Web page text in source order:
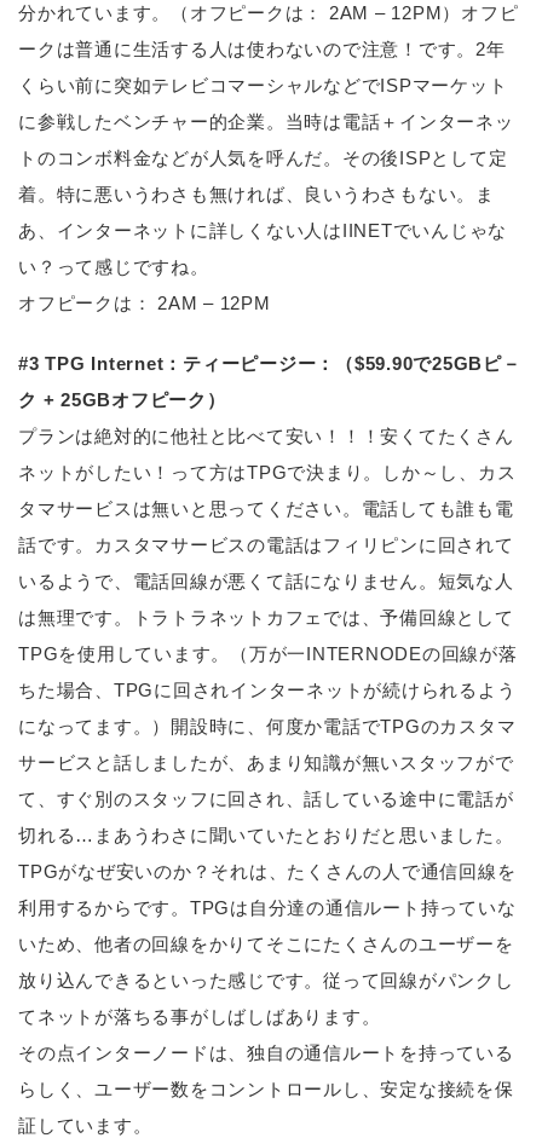
分かれています。（オフピークは： 2AM – 12PM）オフピ
ークは普通に生活する人は使わないので注意！です。2年
くらい前に突如テレビコマーシャルなどでISPマーケット
に参戦したベンチャー的企業。当時は電話＋インターネッ
トのコンボ料金などが人気を呼んだ。その後ISPとして定
着。特に悪いうわさも無ければ、良いうわさもない。ま
あ、インターネットに詳しくない人はIINETでいんじゃな
い？って感じですね。
オフピークは： 2AM – 12PM
#3 TPG Internet：ティーピージー：（$59.90で25GBピ－
ク + 25GBオフピーク）
プランは絶対的に他社と比べて安い！！！安くてたくさん
ネットがしたい！って方はTPGで決まり。しか～し、カス
タマサービスは無いと思ってください。電話しても誰も電
話です。カスタマサービスの電話はフィリピンに回されて
いるようで、電話回線が悪くて話になりません。短気な人
は無理です。トラトラネットカフェでは、予備回線として
TPGを使用しています。（万が一INTERNODEの回線が落
ちた場合、TPGに回されインターネットが続けられるよう
になってます。）開設時に、何度か電話でTPGのカスタマ
サービスと話しましたが、あまり知識が無いスタッフがで
て、すぐ別のスタッフに回され、話している途中に電話が
切れる…まあうわさに聞いていたとおりだと思いました。
TPGがなぜ安いのか？それは、たくさんの人で通信回線を
利用するからです。TPGは自分達の通信ルート持っていな
いため、他者の回線をかりてそこにたくさんのユーザーを
放り込んできるといった感じです。従って回線がパンクし
てネットが落ちる事がしばしばあります。
その点インターノードは、独自の通信ルートを持っている
らしく、ユーザー数をコンントロールし、安定な接続を保
証しています。